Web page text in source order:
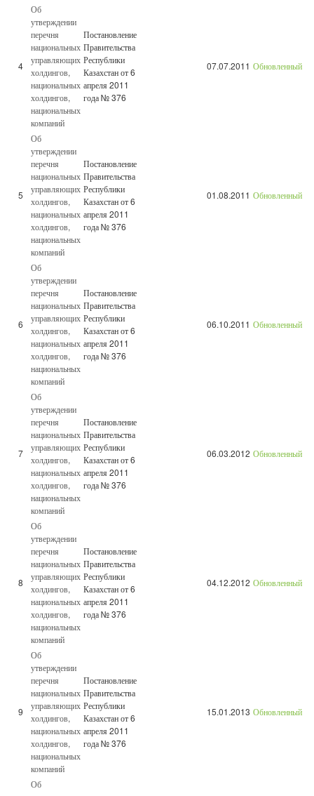
4
Об
утверждении
перечня
национальных
управляющих
холдингов,
национальных
холдингов,
национальных
компаний
Постановление
Правительства
Республики
Казахстан от 6
апреля 2011
года № 376
07.07.2011 Обновленный
5
Об
утверждении
перечня
национальных
управляющих
холдингов,
национальных
холдингов,
национальных
компаний
Постановление
Правительства
Республики
Казахстан от 6
апреля 2011
года № 376
01.08.2011 Обновленный
6
Об
утверждении
перечня
национальных
управляющих
холдингов,
национальных
холдингов,
национальных
компаний
Постановление
Правительства
Республики
Казахстан от 6
апреля 2011
года № 376
06.10.2011 Обновленный
7
Об
утверждении
перечня
национальных
управляющих
холдингов,
национальных
холдингов,
национальных
компаний
Постановление
Правительства
Республики
Казахстан от 6
апреля 2011
года № 376
06.03.2012 Обновленный
8
Об
утверждении
перечня
национальных
управляющих
холдингов,
национальных
холдингов,
национальных
компаний
Постановление
Правительства
Республики
Казахстан от 6
апреля 2011
года № 376
04.12.2012 Обновленный
9
Об
утверждении
перечня
национальных
управляющих
холдингов,
национальных
холдингов,
национальных
компаний
Постановление
Правительства
Республики
Казахстан от 6
апреля 2011
года № 376
15.01.2013 Обновленный
Об